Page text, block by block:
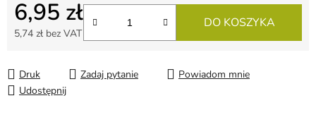
6,95 zł
5,74 zł bez VAT
DO KOSZYKA
Druk Zadaj pytanie
Powiadom mnie
Udostępnij